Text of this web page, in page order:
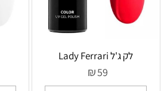
לק ג'ל Lady Ferrari
₪59